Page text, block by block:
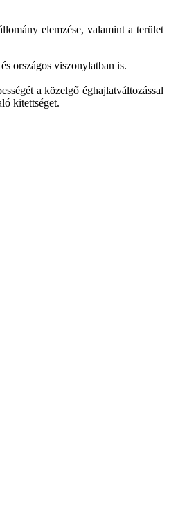
elemzése, valamint a terület
országos viszonylatban is.
a közelgő éghajlatváltozással
kitettséget.